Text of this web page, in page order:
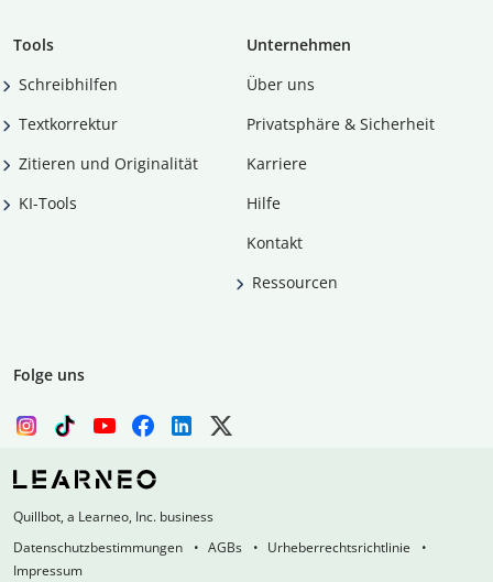
Tools
Schreibhilfen
Textkorrektur
Zitieren und Originalität
KI-Tools
Unternehmen
Über uns
Privatsphäre & Sicherheit
Karriere
Hilfe
Kontakt
Ressourcen
Folge uns
Quillbot, a Learneo, Inc. business
Datenschutzbestimmungen
AGBs
Urheberrechtsrichtlinie
Impressum